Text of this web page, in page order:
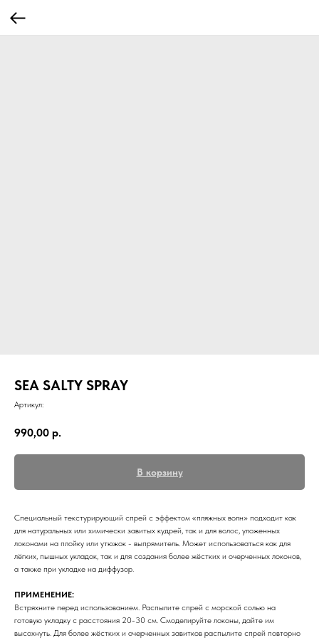
SEA SALTY SPRAY
Артикул:
990,00 р.
В корзину
Специальный текстурирующий спрей с эффектом «пляжных волн» подходит как
для натуральных или химически завитых кудрей, так и для волос, уложенных
локонами на плойку или утюжок - выпрямитель. Может использоваться как для
лёгких, пышных укладок, так и для создания более жёстких и очерченных локонов,
а также при укладке на диффузор.
ПРИМЕНЕНИЕ:
Встряхните перед использованием. Распылите спрей с морской солью на
готовую укладку с расстояния 20-30 см. Смоделируйте локоны, дайте им
высохнуть. Для более жёстких и очерченных завитков распылите спрей повторно